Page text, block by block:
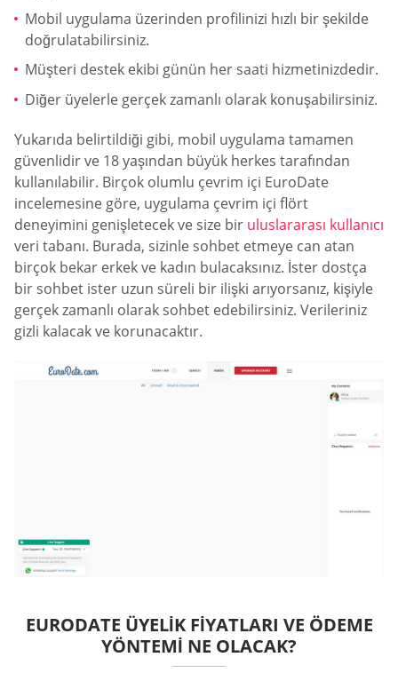
Mobil uygulama üzerinden profilinizi hızlı bir şekilde
doğrulatabilirsiniz.
Müşteri destek ekibi günün her saati hizmetinizdedir.
Diğer üyelerle gerçek zamanlı olarak konuşabilirsiniz.
Yukarıda belirtildiği gibi, mobil uygulama tamamen
güvenlidir ve 18 yaşından büyük herkes tarafından
kullanılabilir. Birçok olumlu çevrim içi EuroDate
incelemesine göre, uygulama çevrim içi flört
deneyimini genişletecek ve size bir uluslararası kullanıcı
veri tabanı. Burada, sizinle sohbet etmeye can atan
birçok bekar erkek ve kadın bulacaksınız. İster dostça
bir sohbet ister uzun süreli bir ilişki arıyorsanız, kişiyle
gerçek zamanlı olarak sohbet edebilirsiniz. Verileriniz
gizli kalacak ve korunacaktır.
EURODATE ÜYELIK FIYATLARI VE ÖDEME
YÖNTEMI NE OLACAK?